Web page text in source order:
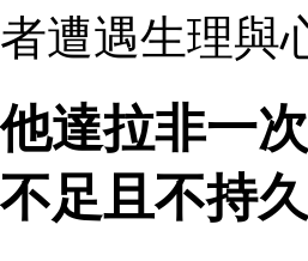
者遭遇生理與
他達拉非一
不足且不持